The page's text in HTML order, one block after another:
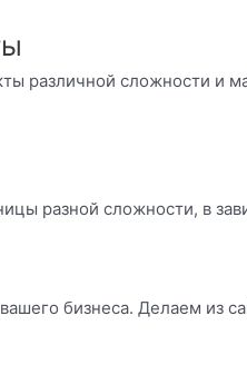
различной сложности и
разной сложности, в
бизнеса. Делаем из